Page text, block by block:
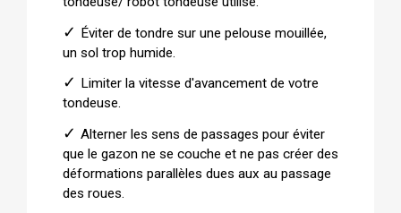
✓ Éviter de tondre sur une pelouse mouillée,
un sol trop humide.
✓
Limiter la vitesse d'avancement de votre
tondeuse.
✓ Alterner les sens de passages pour éviter
que le gazon ne se couche et ne pas créer des
déformations parallèles dues aux au passage
des roues.